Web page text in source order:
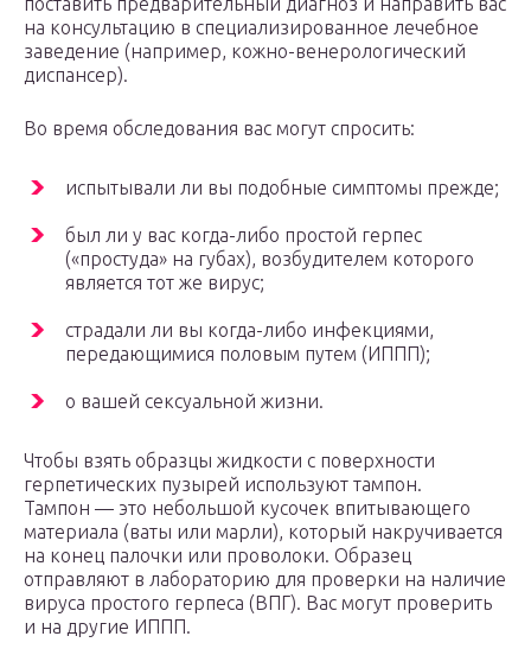
на консультацию в специализированное лечебное
заведение (например, кожно-венерологический
диспансер).
Во время обследования вас могут спросить:
испытывали ли вы подобные симптомы прежде;
был ли у вас когда-либо простой герпес
(«простуда» на губах), возбудителем которого
является тот же вирус;
страдали ли вы когда-либо инфекциями,
передающимися половым путем (ИППП);
о вашей сексуальной жизни.
Чтобы взять образцы жидкости с поверхности
герпетических пузырей используют тампон.
Тампон — это небольшой кусочек впитывающего
материала (ваты или марли), который накручивается
на конец палочки или проволоки. Образец
отправляют в лабораторию для проверки на наличие
вируса простого герпеса (ВПГ). Вас могут проверить
и на другие ИППП.